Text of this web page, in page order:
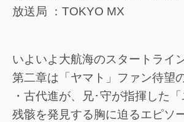
放送局 ：TOKYO MX
いよいよ大航海のスタートライ
第二章は「ヤマト」ファン待望
・古代進が、兄･守が指揮した
残骸を発見する胸に迫るエピソー